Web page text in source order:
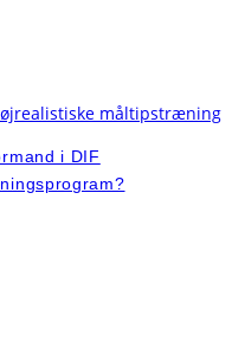
realistiske måltipstræning
i DIF